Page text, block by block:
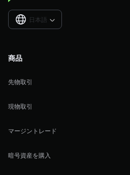
日本語 
商品
先物取引
現物取引
マージントレード
暗号資産を購入